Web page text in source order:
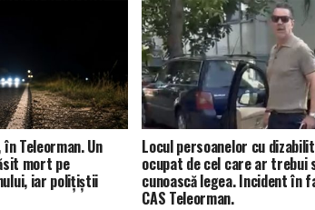
Teleorman. Un
mort pe
iar polițiștii
Locul persoanelor cu
ocupat de cel care ar trebui
cunoască legea. Incident în
CAS Teleorman.